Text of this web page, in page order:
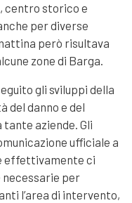
centro storico e
per diverse
però risultava
zone di Barga.
gli sviluppi della
del danno e del
aziende. Gli
ufficiale a
effettivamente ci
per
l’area di intervento,